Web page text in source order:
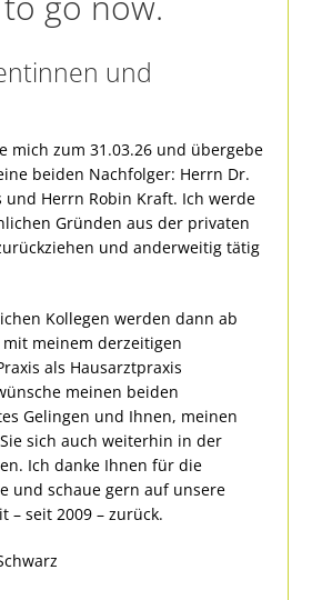
und
mich zum 31.03.26 und übergebe
beiden Nachfolger: Herrn Dr.
und Herrn Robin Kraft. Ich werde
Gründen aus der privaten
und anderweitig tätig
Kollegen werden dann ab
mit meinem derzeitigen
als Hausarztpraxis
meinen beiden
Gelingen und Ihnen, meinen
sich auch weiterhin in der
Ich danke Ihnen für die
und schaue gern auf unsere
– seit 2009 – zurück.